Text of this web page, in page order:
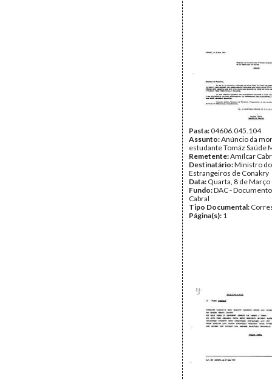
Pasta:04606.045.104
Assunto:Anúncio da
estudante Tomáz Saúde
Remetente:Amílcar
Destinatário:Ministro
Estrangeiros de Conakry
Data: Quarta, 8 de
Fundo:DAC -
Cabral
Tipo Documental:
Página(s): 1